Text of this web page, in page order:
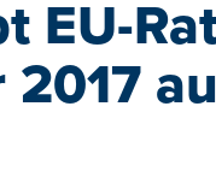
EU-
2017